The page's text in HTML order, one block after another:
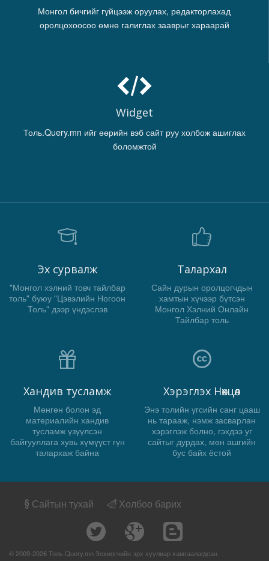
Монгол бичгийг гүйцээж оруулах, редакторлахад
оролцохоосоо өмнө галиглах зааврыг хараарай
Widget
Толь.Query.mn ийг өөрийн вэб сайт руу холбож ашиглах
боломжтой
Эх сурвалж
"Монгол хэлний товч тайлбар
толь" буюу "Цэвэлийн Ногоон
Толь" дээр үндэслэв
Талархал
Сайн дурын оролцогчдын
хамтын хүчээр бүтсэн
Монгол Хэлний Онлайн
Тайлбар толь
Хандив тусламж
Мөнгөн болон эд
материалийн хандив
тусламж үзүүлсэн
байгууллага хувь хүмүүст гүн
талархаж байна
Хэрэглэх Нөхцөл
Энэ толийн үгсийн санг цааш
нь тарааж, нэмж засварлан
хэрэглэж болно, гэхдээ уг
сайтыг дурдах, мөн ашгийн
бус байх ёстой
Сайтын тухай Холбоо барих
© 2009-2026 Толь.Query.mn Зохиогчийн эрх хуулиар хамгаалагдсан